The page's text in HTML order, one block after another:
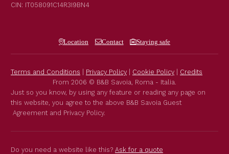
CIN: IT058091C14R3I9BN4
Location Contact Staying safe
Terms and Conditions Privacy Policy Cookie Policy
Credits
From 2006 © B&B Savoia, Roma - Italia.
Just so you know, by using any feature or reading any page on
this website, you agree to the above B&B Savoia Guest
Agreement and Privacy Policy.
Do you need a website like this? Ask for a quote